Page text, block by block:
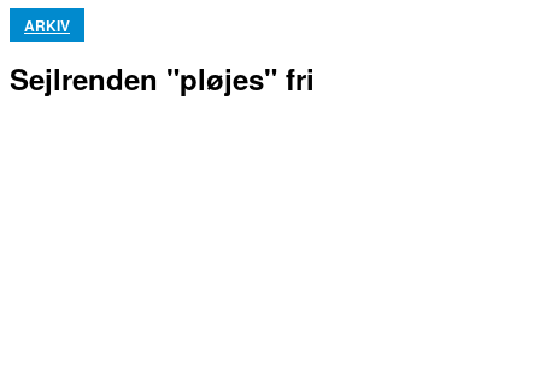
ARKIV
Sejlrenden "pløjes" fri